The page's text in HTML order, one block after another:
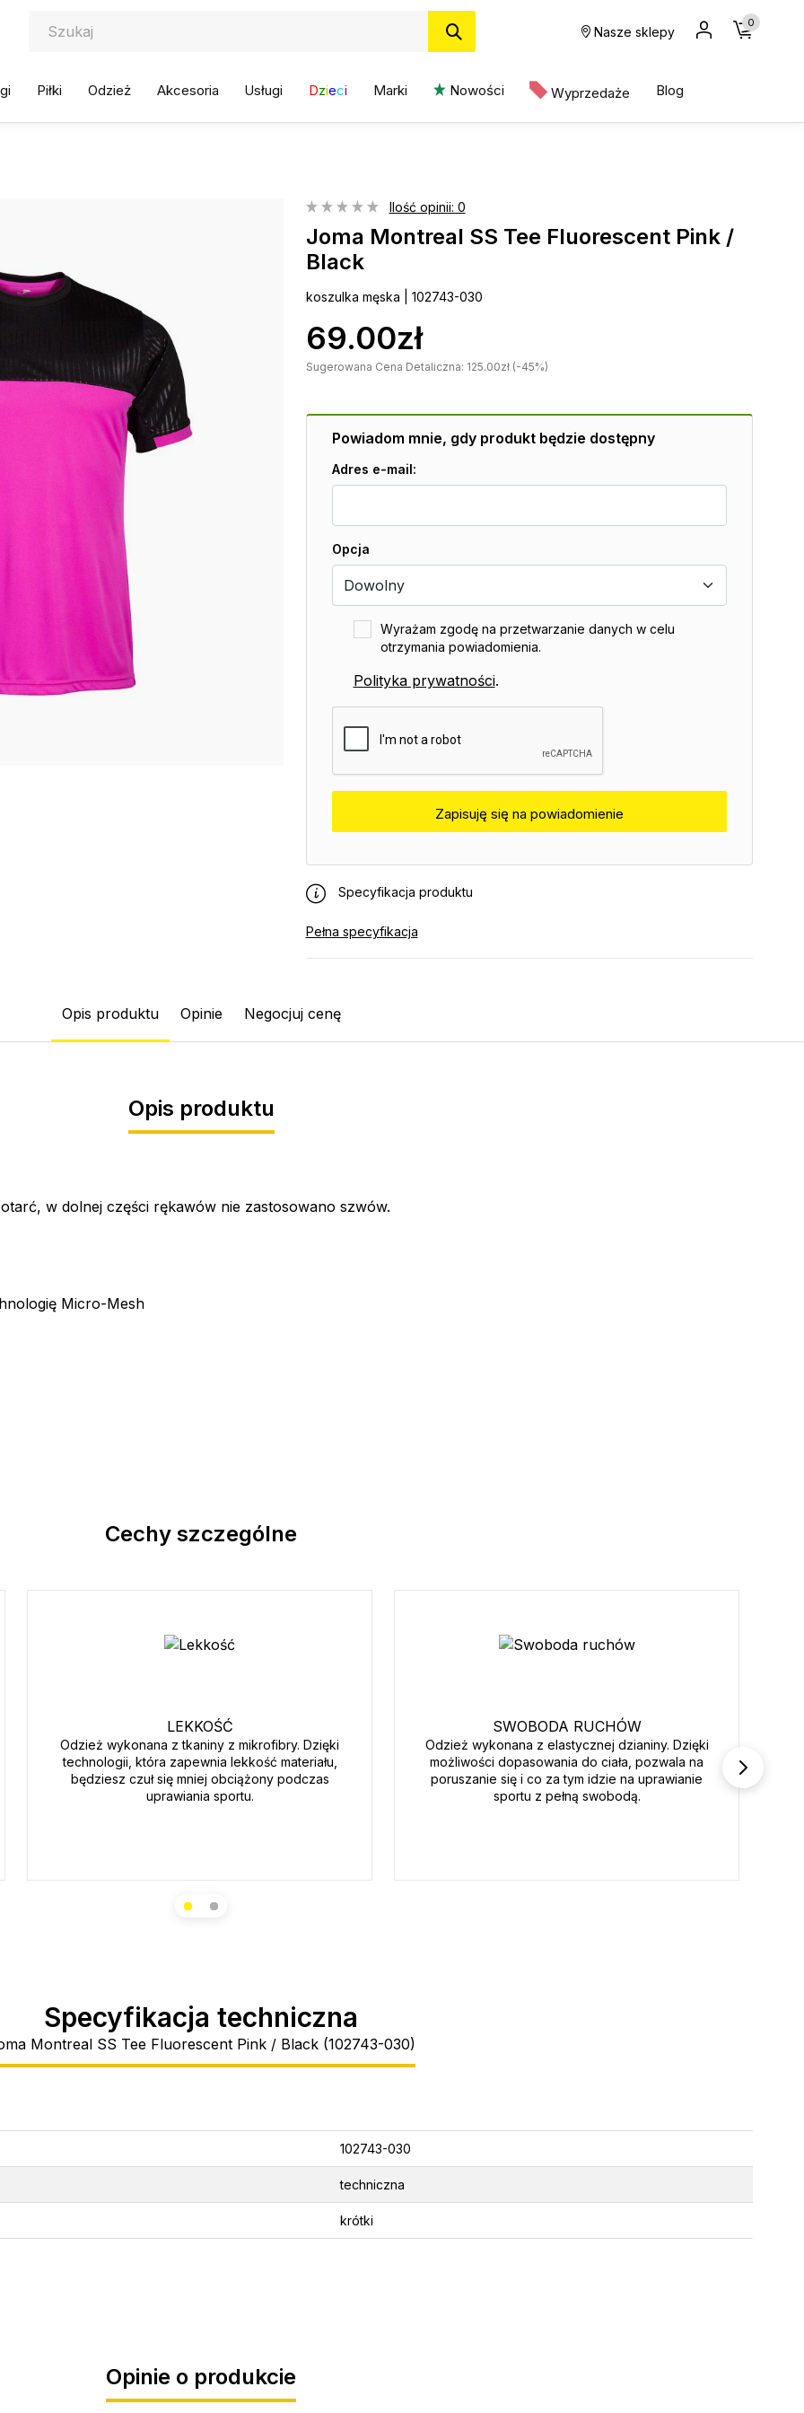
Nasze sklepy
0
Piłki Odzież Akcesoria Usługi Dzieci Marki Nowości Wyprzedaże Blog
Ilość opinii: 0
Joma Montreal SS Tee Fluorescent Pink /
Black
koszulka męska | 102743-030
69.00zł
Sugerowana Cena Detaliczna: 125.00zł (-45%)
Powiadom mnie, gdy produkt będzie dostępny
Adres e-mail:
Opcja
Wyrażam zgodę na przetwarzanie danych w celu
otrzymania powiadomienia.
Polityka prywatności.
Specyfikacja produktu
Pełna specyfikacja
Opis produktu Opinie Negocjuj cenę
Opis produktu
w dolnej części rękawów nie zastosowano szwów.
Micro-Mesh
Cechy szczególne
LEKKOŚĆ
Odzież wykonana z tkaniny z mikrofibry. Dzięki
technologii, która zapewnia lekkość materiału,
będziesz czuł się mniej obciążony podczas
uprawiania sportu.
SWOBODA RUCHÓW
Odzież wykonana z elastycznej dzianiny. Dzięki
możliwości dopasowania do ciała, pozwala na
poruszanie się i co za tym idzie na uprawianie
sportu z pełną swobodą.
Specyfikacja techniczna
Montreal SS Tee Fluorescent Pink / Black (102743-030)
102743-030
techniczna
krótki
Opinie o produkcie